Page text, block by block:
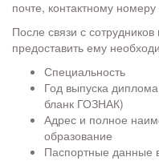
почте, контактному
После связи с
предоставить ему
Специальность
Год выпуска
бланк ГОЗНАК)
Адрес и полное
образование
Паспортные данные